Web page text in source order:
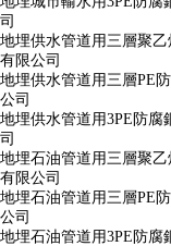
司
地埋供水管道用三層聚
有限公司
地埋供水管道用三層PE
公司
地埋供水管道用3PE防
司
地埋石油管道用三層聚
有限公司
地埋石油管道用三層PE
公司
地埋石油管道用3PE防